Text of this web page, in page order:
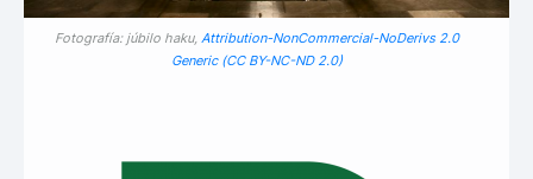
Fotografía: júbilo haku, Attribution-NonCommercial-NoDerivs 2.0
Generic (CC BY-NC-ND 2.0)